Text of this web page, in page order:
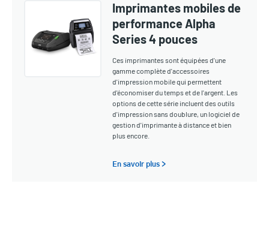
Imprimantes mobiles de
performance Alpha
Series 4 pouces
Ces imprimantes sont équipées d'une
gamme complète d'accessoires
d'impression mobile qui permettent
d'économiser du temps et de l'argent. Les
options de cette série incluent des outils
d'impression sans doublure, un logiciel de
gestion d'imprimante à distance et bien
plus encore.
En savoir plus >